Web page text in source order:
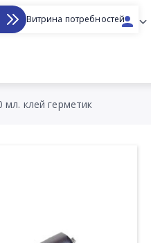
Витрина потребностей
мл. клей герметик